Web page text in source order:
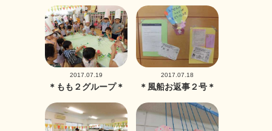
2017.07.19
＊もも２グループ＊
2017.07.18
＊風船お返事２号＊